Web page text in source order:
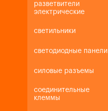
разветвители
электрические
светильники
светодиодные панели
силовые разъемы
соединительные
клеммы